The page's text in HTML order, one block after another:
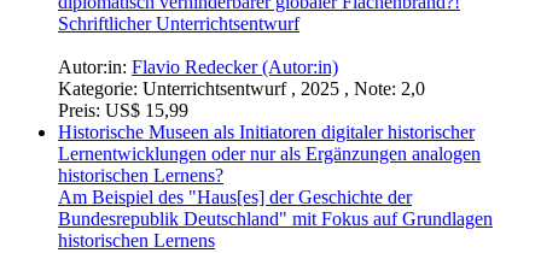
Schriftlicher Unterrichtsentwurf
Autor:in: Flavio Redecker (Autor:in)
Kategorie: Unterrichtsentwurf , 2025 , Note: 2,0
Preis: US$ 15,99
Historische Museen als Initiatoren digitaler historischer
Lernentwicklungen oder nur als Ergänzungen analogen
historischen Lernens?
Am Beispiel des "Haus[es] der Geschichte der
Bundesrepublik Deutschland" mit Fokus auf Grundlagen
historischen Lernens